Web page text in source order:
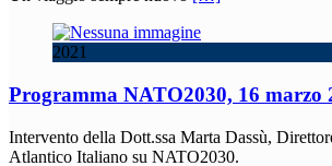
2021
Programma NATO2030, 16 marzo
Intervento della Dott.ssa Marta Dassù,
Atlantico Italiano su NATO2030.